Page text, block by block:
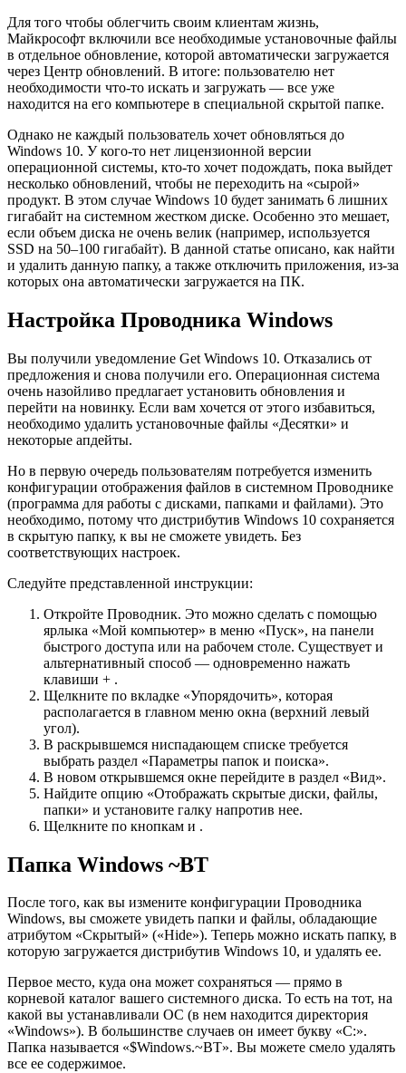
Для того чтобы облегчить своим клиентам жизнь,
Майкрософт включили все необходимые установочные файлы
в отдельное обновление, которой автоматически загружается
через Центр обновлений. В итоге: пользователю нет
необходимости что-то искать и загружать — все уже
находится на его компьютере в специальной скрытой папке.
Однако не каждый пользователь хочет обновляться до
Windows 10. У кого-то нет лицензионной версии
операционной системы, кто-то хочет подождать, пока выйдет
несколько обновлений, чтобы не переходить на «сырой»
продукт. В этом случае Windows 10 будет занимать 6 лишних
гигабайт на системном жестком диске. Особенно это мешает,
если объем диска не очень велик (например, используется
SSD на 50–100 гигабайт). В данной статье описано, как найти
и удалить данную папку, а также отключить приложения, из-за
которых она автоматически загружается на ПК.
Настройка Проводника Windows
Вы получили уведомление Get Windows 10. Отказались от
предложения и снова получили его. Операционная система
очень назойливо предлагает установить обновления и
перейти на новинку. Если вам хочется от этого избавиться,
необходимо удалить установочные файлы «Десятки» и
некоторые апдейты.
Но в первую очередь пользователям потребуется изменить
конфигурации отображения файлов в системном Проводнике
(программа для работы с дисками, папками и файлами). Это
необходимо, потому что дистрибутив Windows 10 сохраняется
в скрытую папку, к вы не сможете увидеть. Без
соответствующих настроек.
Следуйте представленной инструкции:
Откройте Проводник. Это можно сделать с помощью
ярлыка «Мой компьютер» в меню «Пуск», на панели
быстрого доступа или на рабочем столе. Существует и
альтернативный способ — одновременно нажать
клавиши + .
Щелкните по вкладке «Упорядочить», которая
располагается в главном меню окна (верхний левый
угол).
В раскрывшемся ниспадающем списке требуется
выбрать раздел «Параметры папок и поиска».
В новом открывшемся окне перейдите в раздел «Вид».
Найдите опцию «Отображать скрытые диски, файлы,
папки» и установите галку напротив нее.
Щелкните по кнопкам и .
Папка Windows ~BT
После того, как вы измените конфигурации Проводника
Windows, вы сможете увидеть папки и файлы, обладающие
атрибутом «Скрытый» («Hide»). Теперь можно искать папку, в
которую загружается дистрибутив Windows 10, и удалять ее.
Первое место, куда она может сохраняться — прямо в
корневой каталог вашего системного диска. То есть на тот, на
какой вы устанавливали ОС (в нем находится директория
«Windows»). В большинстве случаев он имеет букву «C:».
Папка называется «$Windows.~BT». Вы можете смело удалять
все ее содержимое.